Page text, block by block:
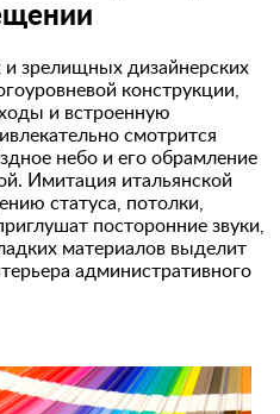
зрелищных дизайнерских
конструкции,
и встроенную
смотрится
небо и его обрамление
Имитация итальянской
статуса, потолки,
посторонние звуки,
материалов выделит
административного